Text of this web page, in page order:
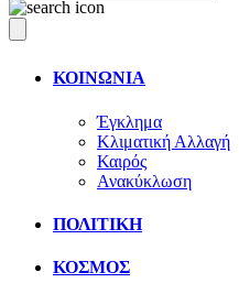
ΚΟΙΝΩΝΙΑ
Έγκλημα
Κλιματική Αλλαγή
Καιρός
Ανακύκλωση
ΠΟΛΙΤΙΚΗ
ΚΟΣΜΟΣ